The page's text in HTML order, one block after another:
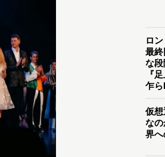
ロ
最終
な
『
乍
仮
な
界